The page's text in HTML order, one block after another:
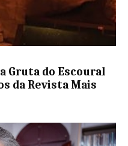
Gruta do Escoural
da Revista Mais